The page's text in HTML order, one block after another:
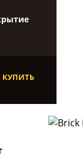
КУПИТЬ